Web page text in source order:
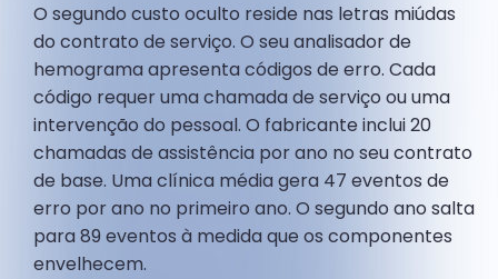
O segundo custo oculto reside nas letras miúdas
do contrato de serviço. O seu analisador de
hemograma apresenta códigos de erro. Cada
código requer uma chamada de serviço ou uma
intervenção do pessoal. O fabricante inclui 20
chamadas de assistência por ano no seu contrato
de base. Uma clínica média gera 47 eventos de
erro por ano no primeiro ano. O segundo ano salta
para 89 eventos à medida que os componentes
envelhecem.